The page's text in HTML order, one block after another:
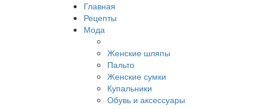
Главная
Рецепты
Мода
Женские шляпы
Пальто
Женские сумки
Купальники
Обувь и аксессуары